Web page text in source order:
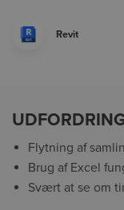
Revit
Flytning af
Brug af Excel
Svært at se om